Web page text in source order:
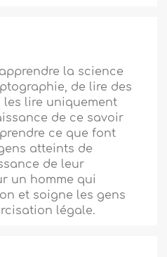
la science
de lire des
les lire uniquement
de ce savoir
ce que font
atteints de
de leur
un homme qui
et soigne les gens
légale.